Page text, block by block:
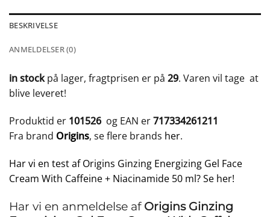
BESKRIVELSE
ANMELDELSER (0)
in stockpå lager, fragtprisen er på 29. Varen vil tage at
blive leveret!
Produktid er 101526 og EAN er717334261211
Fra brand Origins, se flere brands her.
Har vi en test af Origins Ginzing Energizing Gel Face
Cream With Caffeine + Niacinamide 50 ml? Se her!
Har vi en anmeldelse af Origins Ginzing